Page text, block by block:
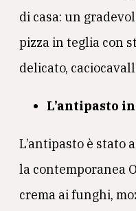
di casa: un
pizza in teglia con
delicato,
L’antipasto
L’antipasto è stato
la contemporanea
crema ai funghi,